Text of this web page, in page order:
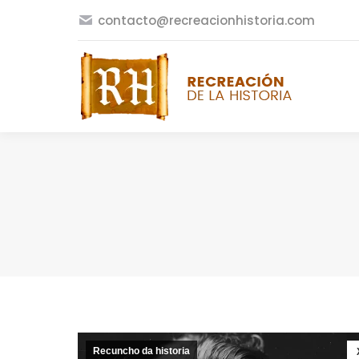
contacto@recreacionhistoria.com
Recuncho da historia